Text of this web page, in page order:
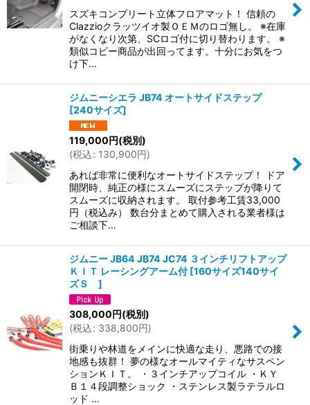
スズキコンプリート立体フロアマット！ 信頼の
Clazzioクラッツイオ製ＯＥＭのロゴ無し。 ※在庫
がなくなり次第、SCロゴ付に切り替わります。 ※
類似コピー商品が出回ってます。十分にお気をつ
け下…
ジムニーシエラ JB74 オートサイドステップ
[240サイズ]
119,000円(税別)
(税込: 130,900円)
あれば非常に便利なオートサイドステップ！ ドア
開閉時、純正の様にスムーズにステップが降りて
スムーズに収納されます。 取付参考工賃33,000
円（税込み） 数台分まとめて購入される業者様は
ご相談下…
ジムニー JB64 JB74 JC74 ３インチリフトアップ
ＫＩＴ レーシングアーム付 [160サイズ140サイ
ズＳ ]
308,000円(税別)
(税込: 338,800円)
街乗りや林道をメインに快適な走り、悪路での接
地感も抜群！ 夢の様なオールマイティなサスペン
ションＫＩＴ。 ・３インチアップコイル ・ＫＹ
Ｂ１４段調整ショック ・ステンレス製ラテラルロ
ッド …